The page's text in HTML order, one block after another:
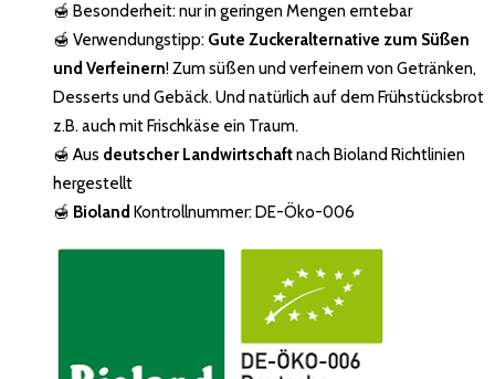
🍯 Besonderheit: nur in geringen Mengen erntebar
🍯 Verwendungstipp: Gute Zuckeralternative zum Süßen
und Verfeinern! Zum süßen und verfeinern von Getränken,
Desserts und Gebäck. Und natürlich auf dem Frühstücksbrot
z.B. auch mit Frischkäse ein Traum.
🍯 Aus deutscher Landwirtschaftnach Bioland Richtlinien
hergestellt
🍯 Bioland Kontrollnummer: DE-Öko-006